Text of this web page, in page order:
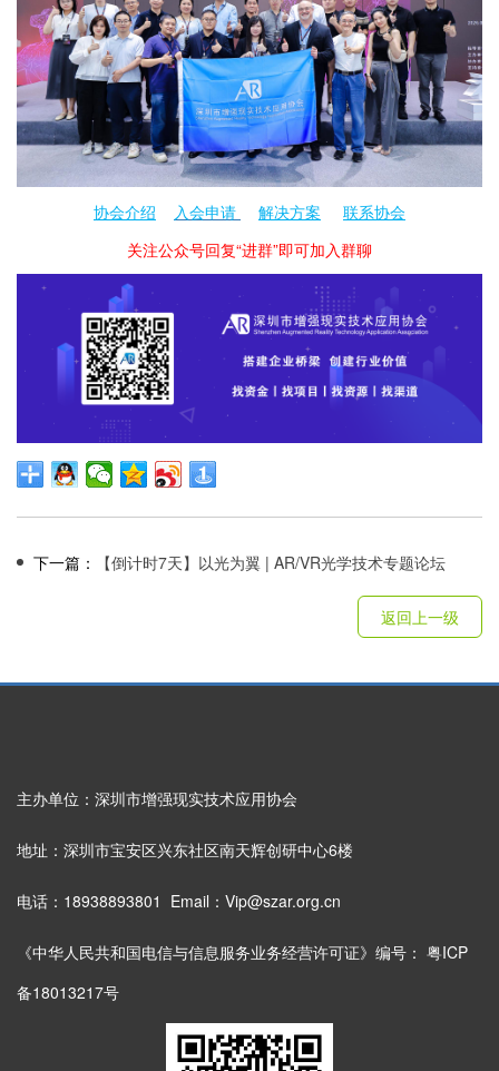
协会介绍 入会申请 解决方案
联系协会
关注公众号回复“进群”即可加入群聊
下一篇： 【倒计时7天】以光为翼 | AR/VR光学技术专题论坛
返回上一级
主办单位：深圳市增强现实技术应用协会
地址：深圳市宝安区兴东社区南天辉创研中心6楼
电话：18938893801 Email：Vip@szar.org.cn
《中华人民共和国电信与信息服务业务经营许可证》编号： 粤ICP
备18013217号